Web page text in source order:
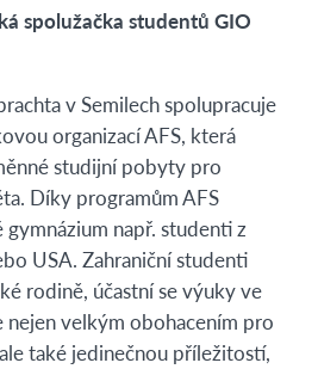
spolužačka studentů GIO
v Semilech spolupracuje
organizací AFS, která
studijní pobyty pro
Díky programům AFS
např. studenti z
USA. Zahraniční studenti
rodině, účastní se výuky ve
velkým obohacením pro
také jedinečnou příležitostí,